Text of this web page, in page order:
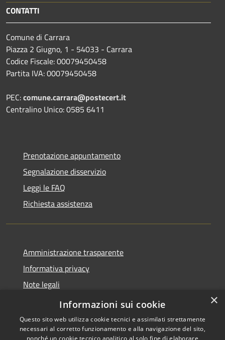
CONTATTI
Comune di Carrara
Piazza 2 Giugno, 1 - 54033 - Carrara
Codice Fiscale: 00079450458
Partita IVA: 00079450458
PEC:comune.carrara@postecert.it
Centralino Unico: 0585 6411
Prenotazione appuntamento
Segnalazione disservizio
Leggi le FAQ
Richiesta assistenza
Amministrazione trasparente
Informativa privacy
Note legali
Dichiarazione di accessibilità
×
Informazioni sui cookie
Questo sito web utilizza cookie tecnici e assimilati strettamente
necessari al corretto funzionamento e alla navigazione del sito,
nonché un cookie tecnico analitico al solo fine di elaborare